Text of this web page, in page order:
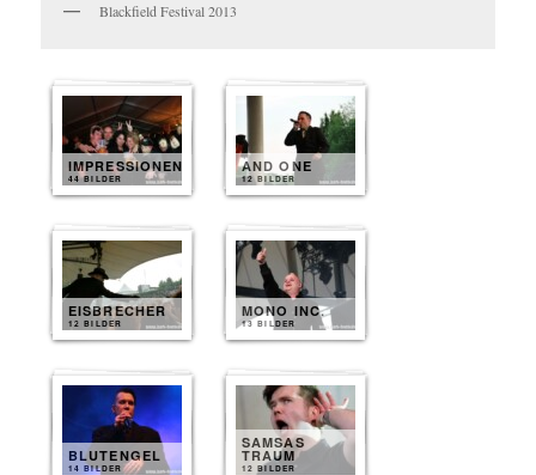
Blackfield Festival 2013
IMPRESSIONEN
44 BILDER
AND ONE
12 BILDER
EISBRECHER
12 BILDER
MONO INC.
13 BILDER
BLUTENGEL
14 BILDER
SAMSAS
TRAUM
12 BILDER